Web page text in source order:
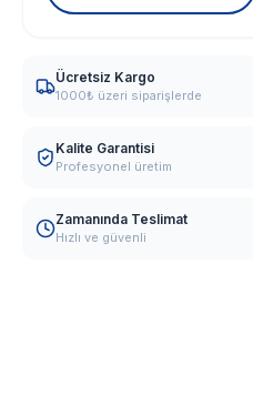
Ücretsiz Kargo
1000₺ üzeri siparişlerde
Kalite Garantisi
Profesyonel üretim
Zamanında Teslimat
Hızlı ve güvenli